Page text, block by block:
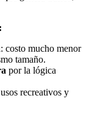
: costo mucho menor
tamaño.
por la lógica
recreativos y